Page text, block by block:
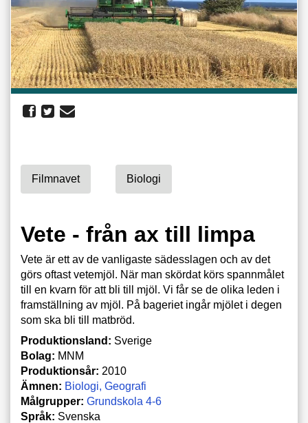
Filmnavet Biologi
Vete - från ax till limpa
Vete är ett av de vanligaste sädesslagen och av det
görs oftast vetemjöl. När man skördat körs spannmålet
till en kvarn för att bli till mjöl. Vi får se de olika leden i
framställning av mjöl. På bageriet ingår mjölet i degen
som ska bli till matbröd.
Produktionsland: Sverige
Bolag: MNM
Produktionsår: 2010
Ämnen: Biologi Geografi
Målgrupper: Grundskola 4-6
Språk: Svenska